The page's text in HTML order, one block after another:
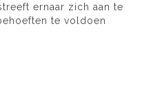
ernaar zich aan te
te voldoen